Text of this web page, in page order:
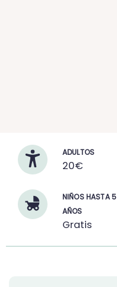
ADULTOS
20€
NIÑOS HASTA 5
AÑOS
Gratis